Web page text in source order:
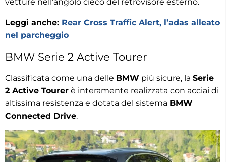
Leggi anche: Rear Cross Traffic Alert, l’adas alleato
nel parcheggio
BMW Serie 2 Active Tourer
Classificata come una delle BMW più sicure, la Serie
2 Active Tourer è interamente realizzata con acciai di
altissima resistenza e dotata del sistema BMW
Connected Drive.